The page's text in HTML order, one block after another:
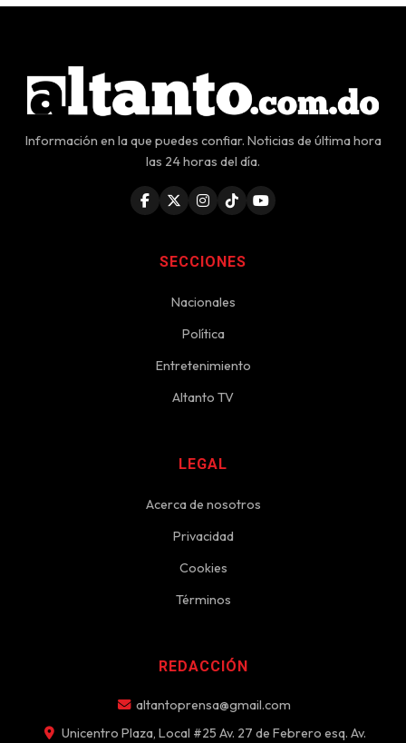
Información en la que puedes confiar. Noticias de última hora
las 24 horas del día.
SECCIONES
Nacionales
Política
Entretenimiento
Altanto TV
LEGAL
Acerca de nosotros
Privacidad
Cookies
Términos
REDACCIÓN
altantoprensa@gmail.com
Unicentro Plaza, Local #25 Av. 27 de Febrero esq. Av.